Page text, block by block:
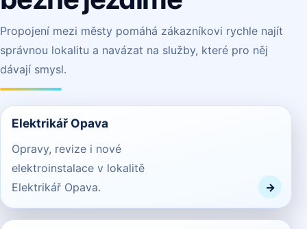
Propojení mezi městy pomáhá zákazníkovi rychle najít
správnou lokalitu a navázat na služby, které pro něj
dávají smysl.
Elektrikář Opava
Opravy, revize i nové
elektroinstalace v lokalitě
Elektrikář Opava.